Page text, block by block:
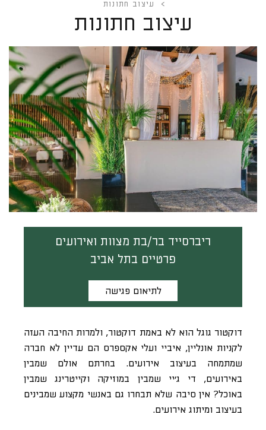
>
עיצוב חתונות
עיצוב חתונות
ריברסייד בר/בת מצוות ואירועים
פרטיים בתל אביב
לתיאום פגישה
דוקטור גוגל הוא לא באמת דוקטור, ולמרות החיבה העזה
לקניות אונליין, איביי ועלי אקספרס הם עדיין לא חברה
שמתמחה בעיצוב אירועים. בחרתם אולם שמבין
באירועים, די ג’יי שמבין במוזיקה וקייטרינג שמבין
באוכל? אין סיבה שלא תבחרו גם באנשי מקצוע שמבינים
בעיצוב ומיתוג אירועים.